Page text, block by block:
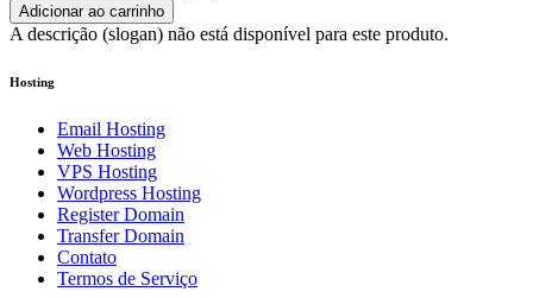
Adicionar ao carrinho
A descrição (slogan) não está disponível para este produto.
Hosting
Email Hosting
Web Hosting
VPS Hosting
Wordpress Hosting
Register Domain
Transfer Domain
Contato
Termos de Serviço